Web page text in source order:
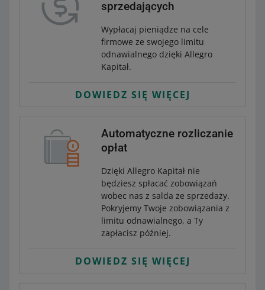
sprzedających
Wypłacaj pieniądze na cele
firmowe ze swojego limitu
odnawialnego dzięki Allegro
Kapitał.
DOWIEDZ SIĘ WIĘCEJ
Automatyczne rozliczanie
opłat
Dzięki Allegro Kapitał nie
będziesz spłacać zobowiązań
wobec nas z salda ze sprzedaży.
Pokryjemy Twoje zobowiązania z
limitu odnawialnego, a Ty
zapłacisz później.
DOWIEDZ SIĘ WIĘCEJ